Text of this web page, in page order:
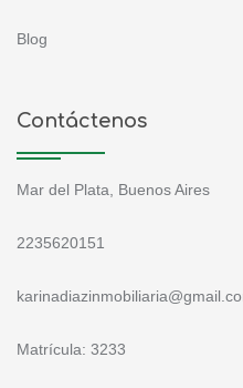
Blog
Contáctenos
Mar del Plata, Buenos Aires
2235620151
Matrícula: 3233